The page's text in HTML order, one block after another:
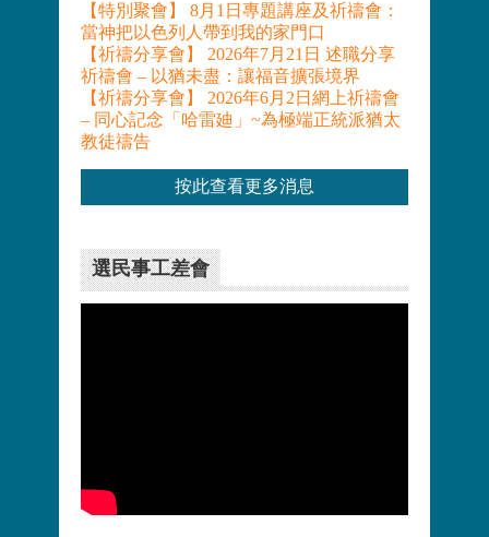
【特別聚會】 8月1日專題講座及祈禱會：
當神把以色列人帶到我的家門口
【祈禱分享會】 2026年7月21日 述職分享
祈禱會 – 以猶未盡：讓福音擴張境界
【祈禱分享會】 2026年6月2日網上祈禱會
– 同心記念「哈雷廸」~為極端正統派猶太
教徒禱告
按此查看更多消息
選民事工差會